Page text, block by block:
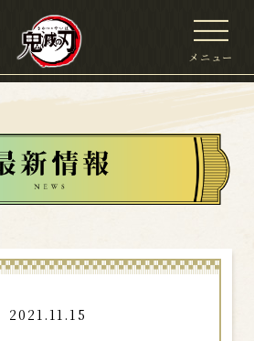
メニュー
2021.11.15